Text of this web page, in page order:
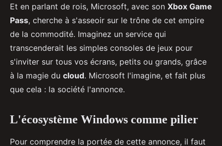
Et en parlant de rois, Microsoft, avec son Xbox Game
Pass, cherche à s'asseoir sur le trône de cet empire
de la commodité. Imaginez un service qui
transcenderait les simples consoles de jeux pour
s'inviter sur tous vos écrans, petits ou grands, grâce
à la magie du cloud. Microsoft l'imagine, et fait plus
que cela : la société l'annonce.
L'écosystème Windows comme pilier
Pour comprendre la portée de cette annonce, il faut